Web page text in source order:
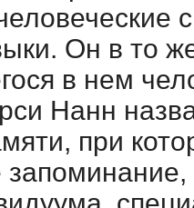
Он в то
в нем
Нанн
при